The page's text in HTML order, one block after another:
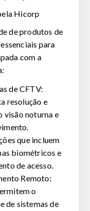
Hicorp
de produtos de
para
com a
de CFTV:
resolução e
visão noturna e
que incluem
biométricos e
de acesso.
Remoto:
o
de sistemas de